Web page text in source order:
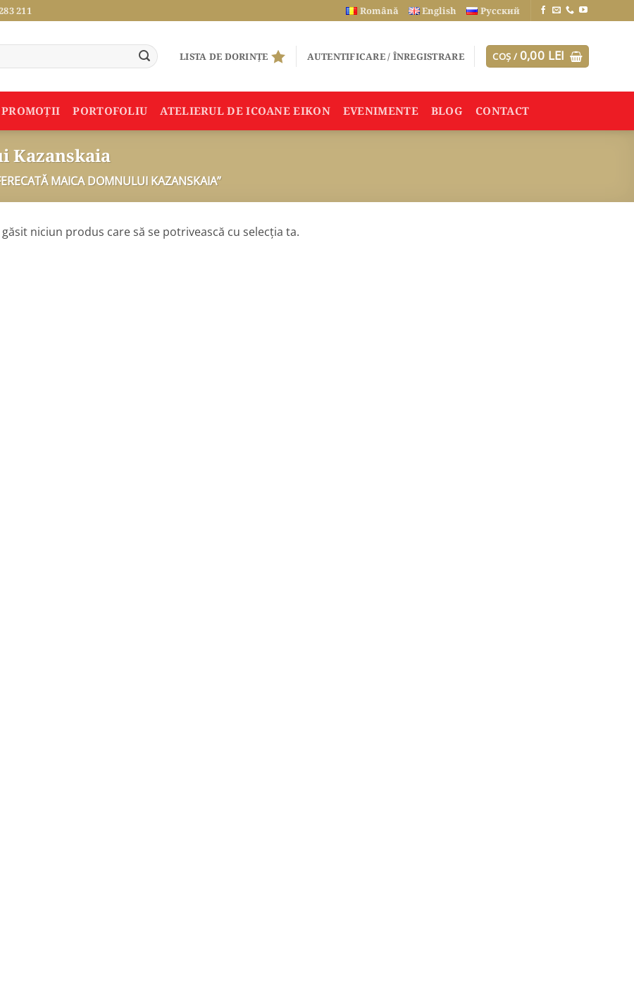
211 Română English Русский
LISTA DE DORINȚE AUTENTIFICARE / ÎNREGISTRARE COȘ / 0,00 LEI
PROMOŢII PORTOFOLIU ATELIERUL DE ICOANE EIKON EVENIMENTE BLOG CONTACT
Kazanskaia
MAICA DOMNULUI KAZANSKAIA”
niciun produs care să se potrivească cu selecția ta.